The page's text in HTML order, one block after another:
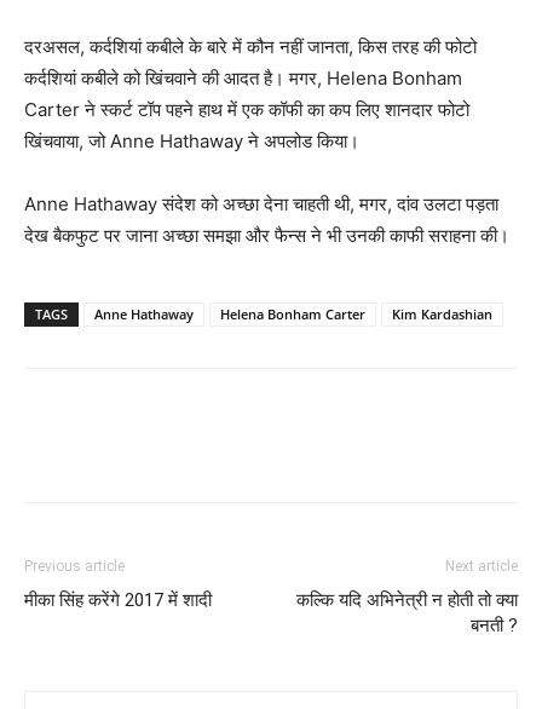
दरअसल, कर्दशियां कबीले के बारे में कौन नहीं जानता, किस तरह की फोटो
कर्दशियां कबीले को खिंचवाने की आदत है। मगर, Helena Bonham
Carter ने स्‍कर्ट टॉप पहने हाथ में एक कॉफी का कप लिए शानदार फोटो
खिंचवाया, जो Anne Hathaway ने अपलोड किया।
Anne Hathaway संदेश को अच्‍छा देना चाहती थी, मगर, दांव उलटा पड़ता
देख बैकफुट पर जाना अच्‍छा समझा और फैन्‍स ने भी उनकी काफी सराहना की।
TAGS Anne Hathaway Helena Bonham Carter Kim Kardashian
Previous article
मीका सिंह करेंगे 2017 में शादी
Next article
कल्‍कि यदि अभिनेत्री न होती तो क्‍या
बनती ?